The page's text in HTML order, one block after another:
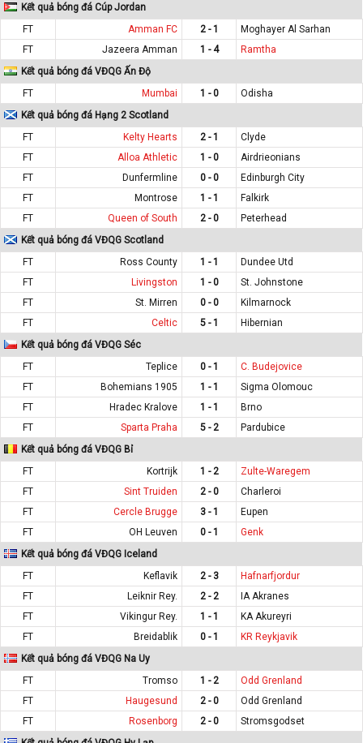
Kết quả bóng đá Cúp Jordan
FT
Amman FC 2 - 1
Moghayer Al Sarhan
FT
Jazeera Amman 1 - 4
Ramtha
Kết quả bóng đá VĐQG Ấn Độ
FT
Mumbai 1 - 0
Odisha
Kết quả bóng đá Hạng 2 Scotland
FT
Kelty Hearts 2 - 1
Clyde
FT
Alloa Athletic 1 - 0
Airdrieonians
FT
Dunfermline 0 - 0
Edinburgh City
FT
Montrose 1 - 1
Falkirk
FT
Queen of South 2 - 0
Peterhead
Kết quả bóng đá VĐQG Scotland
FT
Ross County 1 - 1
Dundee Utd
FT
Livingston 1 - 0
St. Johnstone
FT
St. Mirren 0 - 0
Kilmarnock
FT
Celtic 5 - 1
Hibernian
Kết quả bóng đá VĐQG Séc
FT
Teplice 0 - 1
C. Budejovice
FT
Bohemians 1905 1 - 1
Sigma Olomouc
FT
Hradec Kralove 1 - 1
Brno
FT
Sparta Praha 5 - 2
Pardubice
Kết quả bóng đá VĐQG Bỉ
FT
Kortrijk 1 - 2
Zulte-Waregem
FT
Sint Truiden 2 - 0
Charleroi
FT
Cercle Brugge 3 - 1
Eupen
FT
OH Leuven 0 - 1
Genk
Kết quả bóng đá VĐQG Iceland
FT
Keflavik 2 - 3
Hafnarfjordur
FT
Leiknir Rey. 2 - 2
IA Akranes
FT
Vikingur Rey. 1 - 1
KA Akureyri
FT
Breidablik 0 - 1
KR Reykjavik
Kết quả bóng đá VĐQG Na Uy
FT
Tromso 1 - 2
Odd Grenland
FT
Haugesund 2 - 0
Odd Grenland
FT
Rosenborg 2 - 0
Stromsgodset